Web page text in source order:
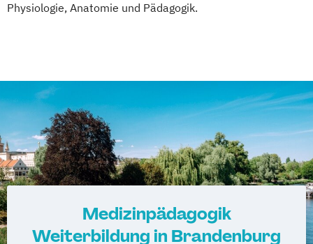
Pflanzenkunde in der Ernährung
Physiologie, Anatomie und Pädagogik.
Medizinpädagogik
Weiterbildung in Brandenburg